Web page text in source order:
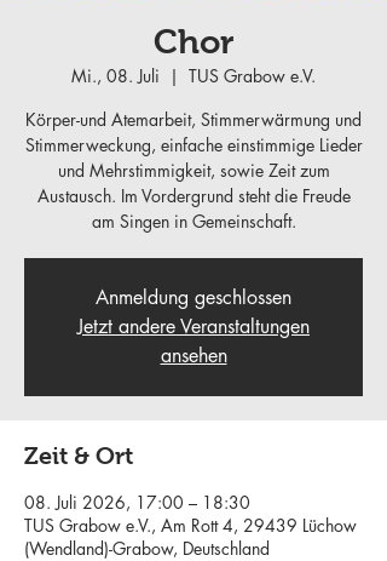
Chor
Mi., 08. Juli
  |
TUS Grabow e.V.
Körper-und Atemarbeit, Stimmerwärmung und
Stimmerweckung, einfache einstimmige Lieder
und Mehrstimmigkeit, sowie Zeit zum
Austausch. Im Vordergrund steht die Freude
am Singen in Gemeinschaft.
Anmeldung geschlossen
Jetzt andere Veranstaltungen
ansehen
Zeit & Ort
08. Juli 2026, 17:00 – 18:30
TUS Grabow e.V., Am Rott 4, 29439 Lüchow
(Wendland)-Grabow, Deutschland